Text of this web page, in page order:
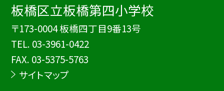
板橋区立板橋第四小学校
〒173-0004 板橋四丁目9番13号
TEL. 03-3961-0422
FAX. 03-5375-5763
サイトマップ